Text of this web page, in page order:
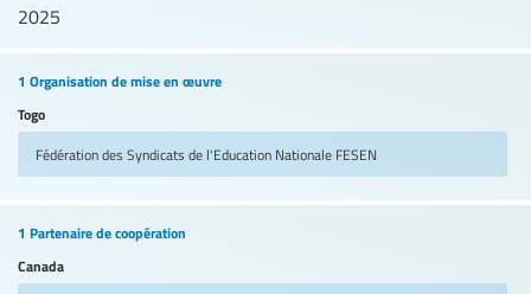
2025
1 Organisation de mise en œuvre
Togo
Fédération des Syndicats de l'Education Nationale FESEN
1 Partenaire de coopération
Canada